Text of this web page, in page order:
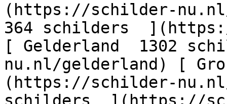
(https://schilder-
364 schilders
[ Gelderland  1302
nu.nl/gelderland) [
(https://schilder-